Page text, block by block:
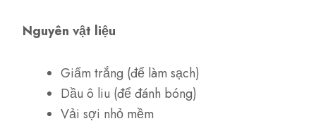
Nguyên vật liệu
Giấm trắng (để làm sạch)
Dầu ô liu (để đánh bóng)
Vải sợi nhỏ mềm